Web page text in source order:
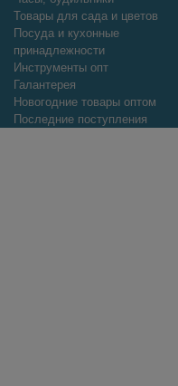
Товары для сада и цветов
Посуда и кухонные
принадлежности
Инструменты опт
Галантерея
Новогодние товары оптом
Последние поступления